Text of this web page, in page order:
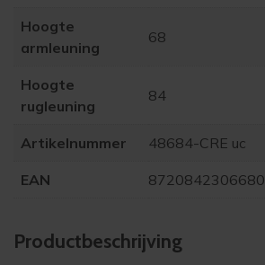
Hoogte
armleuning
68
Hoogte
rugleuning
84
Artikelnummer 48684-CRE uc
EAN 8720842306680
Product­beschrijving